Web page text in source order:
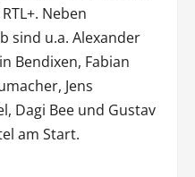
RTL+. Neben
sind u.a. Alexander
Bendixen, Fabian
Jens
, Dagi Beeund Gustav
am Start.